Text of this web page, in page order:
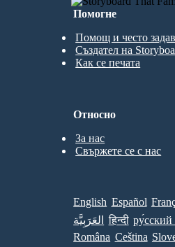
Помогне
Помощ и често
Създател на
Как се печата
Относно
За нас
Свържете се с нас
English Español
العَرَبِيَّة
हिन्दी ру́сский
Româna Ceština